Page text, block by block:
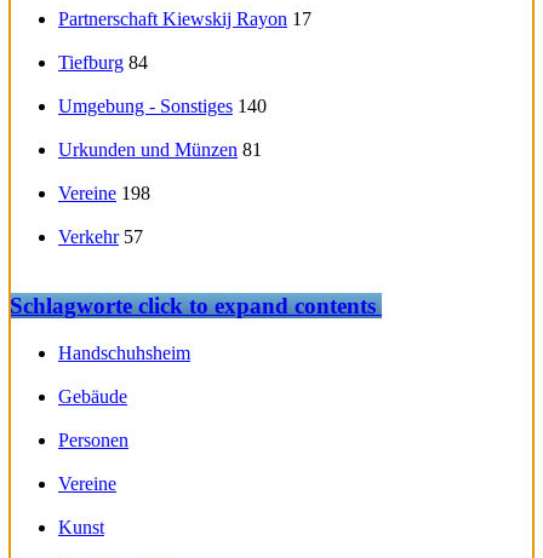
Partnerschaft Kiewskij Rayon 17
Tiefburg 84
Umgebung - Sonstiges 140
Urkunden und Münzen 81
Vereine 198
Verkehr 57
Schlagworteclick to expand contents
Handschuhsheim
Gebäude
Personen
Vereine
Kunst